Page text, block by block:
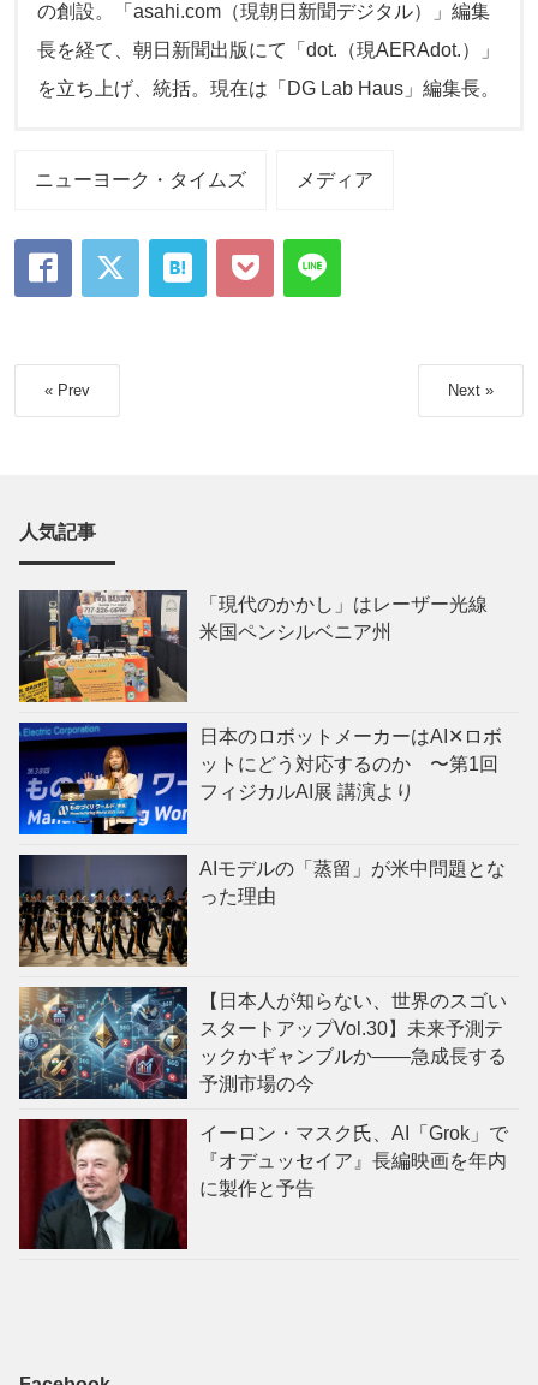
の創設。「asahi.com（現朝日新聞デジタル）」編集
長を経て、朝日新聞出版にて「dot.（現AERAdot.）」
を立ち上げ、統括。現在は「DG Lab Haus」編集長。
ニューヨーク・タイムズ メディア
« Prev Next »
人気記事
「現代のかかし」はレーザー光線
米国ペンシルベニア州
日本のロボットメーカーはAI✕ロボ
ットにどう対応するのか 〜第1回
フィジカルAI展 講演より
AIモデルの「蒸留」が米中問題とな
った理由
【日本人が知らない、世界のスゴい
スタートアップVol.30】未来予測テ
ックかギャンブルか——急成長する
予測市場の今
イーロン・マスク氏、AI「Grok」で
『オデュッセイア』長編映画を年内
に製作と予告